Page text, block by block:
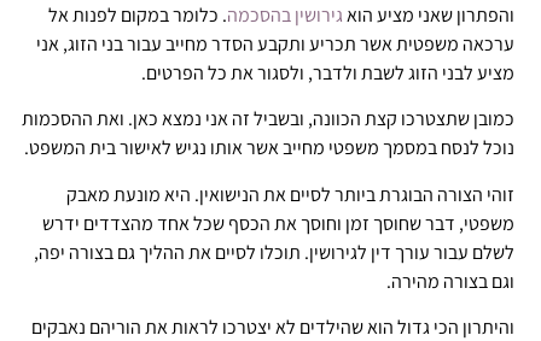
והפתרון שאני מציע הואגירושין בהסכמה. כלומר במקום לפנות אל
ערכאה משפטית אשר תכריע ותקבע הסדר מחייב עבור בני הזוג, אני
מציע לבני הזוג לשבת ולדבר, ולסגור את כל הפרטים.
כמובן שתצטרכו קצת הכוונה, ובשביל זה אני נמצא כאן. ואת ההסכמות
נוכל לנסח במסמך משפטי מחייב אשר אותו נגיש לאישור בית המשפט.
זוהי הצורה הבוגרת ביותר לסיים את הנישואין. היא מונעת מאבק
משפטי, דבר שחוסך זמן וחוסך את הכסף שכל אחד מהצדדים ידרש
לשלם עבור עורך דין לגירושין. תוכלו לסיים את ההליך גם בצורה יפה,
וגם בצורה מהירה.
והיתרון הכי גדול הוא שהילדים לא יצטרכו לראות את הוריהם נאבקים